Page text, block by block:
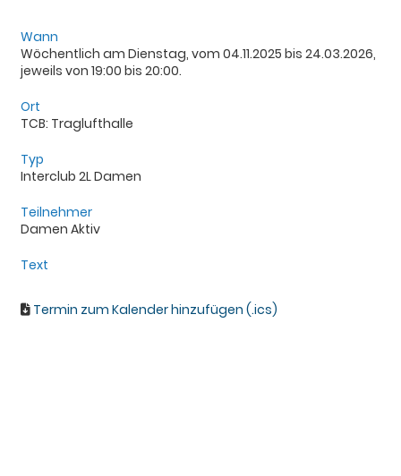
Wann
Wöchentlich am Dienstag, vom 04.11.2025 bis 24.03.2026,
jeweils von 19:00 bis 20:00.
Ort
TCB: Traglufthalle
Typ
Interclub 2L Damen
Teilnehmer
Damen Aktiv
Text
Termin zum Kalender hinzufügen (.ics)